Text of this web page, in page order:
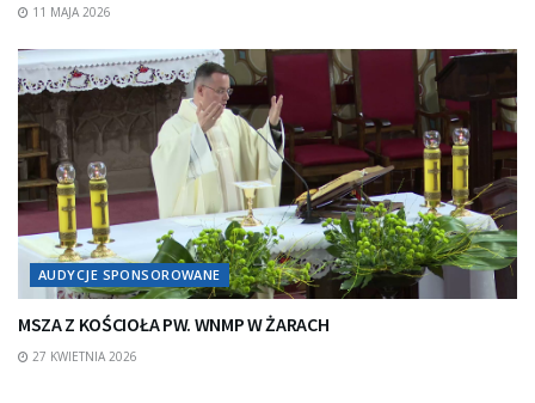
11 MAJA 2026
AUDYCJE SPONSOROWANE
MSZA Z KOŚCIOŁA PW. WNMP W ŻARACH
27 KWIETNIA 2026